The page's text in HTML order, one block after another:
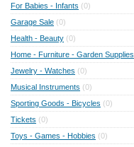
For Babies - Infants (0)
Garage Sale (0)
Health - Beauty (0)
Home - Furniture - Garden Supplies
Jewelry - Watches (0)
Musical Instruments (0)
Sporting Goods - Bicycles (0)
Tickets (0)
Toys - Games - Hobbies (0)